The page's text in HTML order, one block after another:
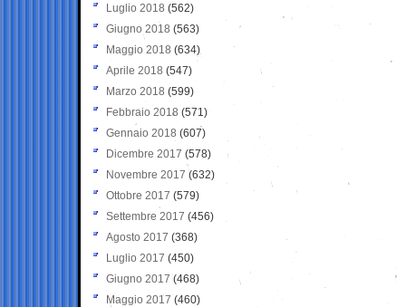
Luglio 2018 (562)
Giugno 2018 (563)
Maggio 2018 (634)
Aprile 2018 (547)
Marzo 2018 (599)
Febbraio 2018 (571)
Gennaio 2018 (607)
Dicembre 2017 (578)
Novembre 2017 (632)
Ottobre 2017 (579)
Settembre 2017 (456)
Agosto 2017 (368)
Luglio 2017 (450)
Giugno 2017 (468)
Maggio 2017 (460)